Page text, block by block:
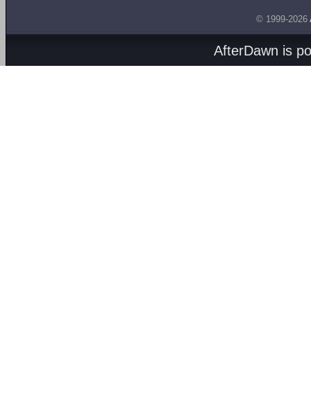
© 1999-2026
AfterDawn is